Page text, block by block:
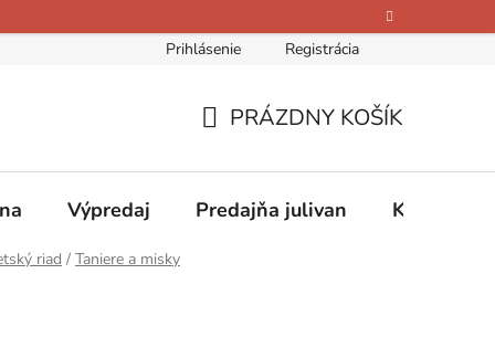
Kontakty O nás Hodnotenie obchodu
Prihlásenie Registrácia
KOŠÍK
PRÁZDNY KOŠÍK
Výpredaj Predajňa julivan Kontakty
riad / Taniere a misky